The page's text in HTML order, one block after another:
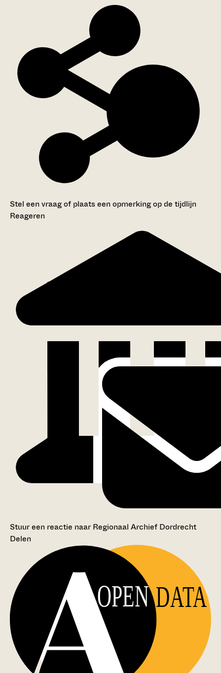
Stel een vraag of plaats een opmerking op de tijdlijn
Reageren
Stuur een reactie naar Regionaal Archief Dordrecht
Delen
OPEN DATA